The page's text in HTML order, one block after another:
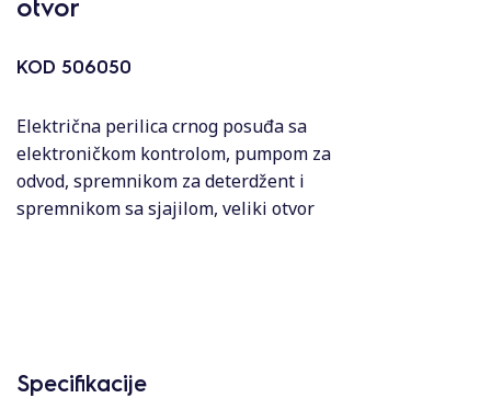
KOD 506050
Električna perilica crnog posuđa sa
elektroničkom kontrolom, pumpom za
odvod, spremnikom za deterdžent i
spremnikom sa sjajilom, veliki otvor
Specifikacije